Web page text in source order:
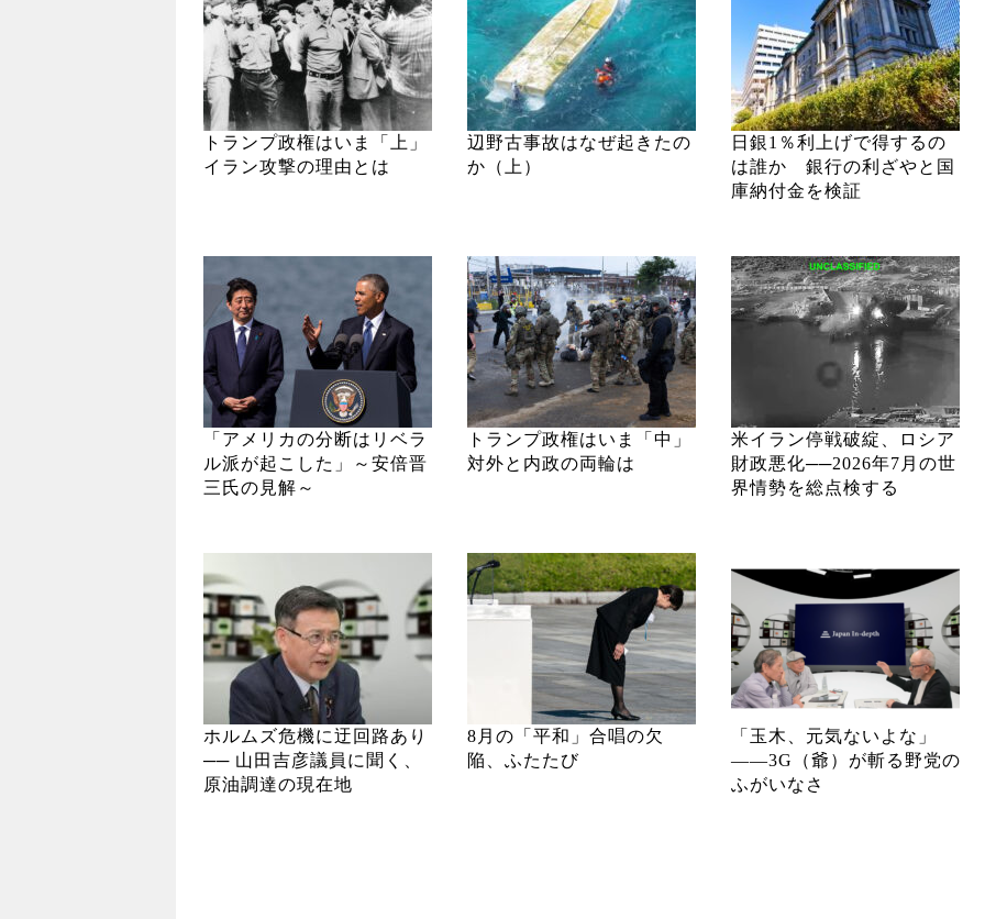
トランプ政権はいま「上」
イラン攻撃の理由とは
辺野古事故はなぜ起きたの
か（上）
日銀1％利上げで得するの
は誰か 銀行の利ざやと国
庫納付金を検証
「アメリカの分断はリベラ
ル派が起こした」～安倍晋
三氏の見解～
トランプ政権はいま「中」
対外と内政の両輪は
米イラン停戦破綻、ロシア
財政悪化──2026年7月の世
界情勢を総点検する
ホルムズ危機に迂回路あり
── 山田吉彦議員に聞く、
原油調達の現在地
8月の「平和」合唱の欠
陥、ふたたび
「玉木、元気ないよな」
――3G（爺）が斬る野党の
ふがいなさ